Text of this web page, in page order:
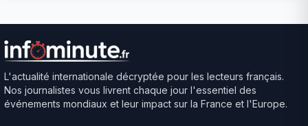
L'actualité internationale décryptée pour les lecteurs français.
Nos journalistes vous livrent chaque jour l'essentiel des
événements mondiaux et leur impact sur la France et l'Europe.